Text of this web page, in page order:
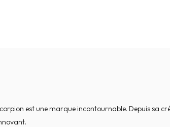
est une marque incontournable. Depuis sa